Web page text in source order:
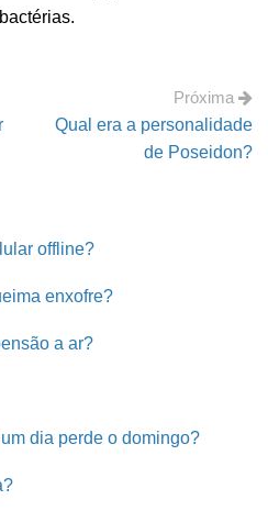
Próxima
Qual era a personalidade
de Poseidon?
offline?
enxofre?
a ar?
dia perde o domingo?